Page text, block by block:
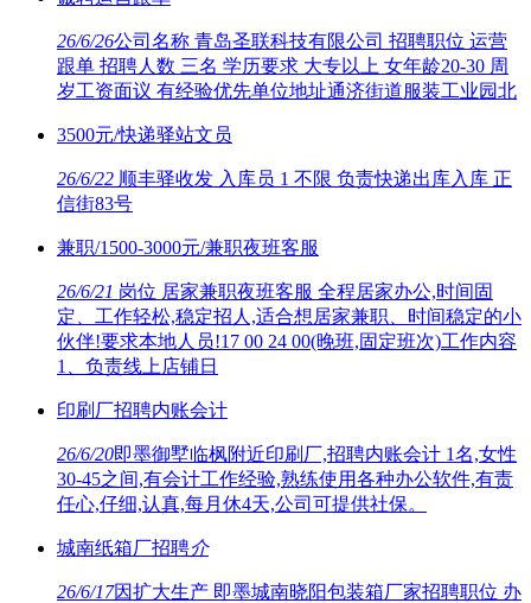
26/6/26公司名称 青岛圣联科技有限公司 招聘职位 运营
跟单 招聘人数 三名 学历要求 大专以上 女年龄20-30 周
岁工资面议 有经验优先单位地址通济街道服装工业园北
3500元/快递驿站文员
26/6/22 顺丰驿收发 入库员 1 不限 负责快递出库入库 正
信街83号
兼职/1500-3000元/兼职夜班客服
26/6/21 岗位 居家兼职夜班客服 全程居家办公,时间固
定、工作轻松,稳定招人,适合想居家兼职、时间稳定的小
伙伴!要求本地人员!17 00 24 00(晚班,固定班次)工作内容
1、负责线上店铺日
印刷厂招聘内账会计
26/6/20即墨御墅临枫附近印刷厂,招聘内账会计 1名,女性
30-45之间,有会计工作经验,熟练使用各种办公软件,有责
任心,仔细,认真,每月休4天,公司可提供社保。
城南纸箱厂招聘介
26/6/17因扩大生产 即墨城南晓阳包装箱厂家招聘职位 办